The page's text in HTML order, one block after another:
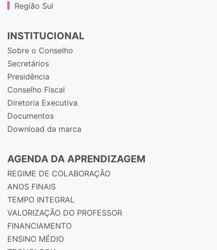
Região Sul
INSTITUCIONAL
Sobre o Conselho
Secretários
Presidência
Conselho Fiscal
Diretoria Executiva
Documentos
Download da marca
AGENDA DA APRENDIZAGEM
REGIME DE COLABORAÇÃO
ANOS FINAIS
TEMPO INTEGRAL
VALORIZAÇÃO DO PROFESSOR
FINANCIAMENTO
ENSINO MÉDIO